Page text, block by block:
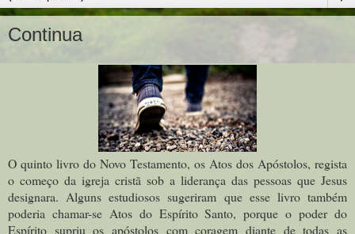
Continua
O quinto livro do Novo Testamento, os Atos dos Apóstolos, regista
o começo da igreja cristã sob a liderança das pessoas que Jesus
designara. Alguns estudiosos sugeriram que esse livro também
poderia chamar-se Atos do Espírito Santo, porque o poder do
Espírito supriu os apóstolos com coragem diante de todas as